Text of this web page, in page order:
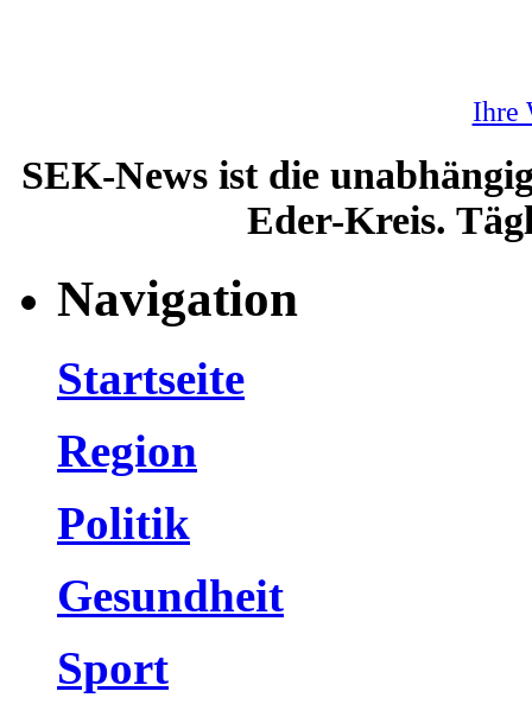
Ihre
SEK-News ist die
Eder-Kreis.
Navigation
Startseite
Region
Politik
Gesundheit
Sport